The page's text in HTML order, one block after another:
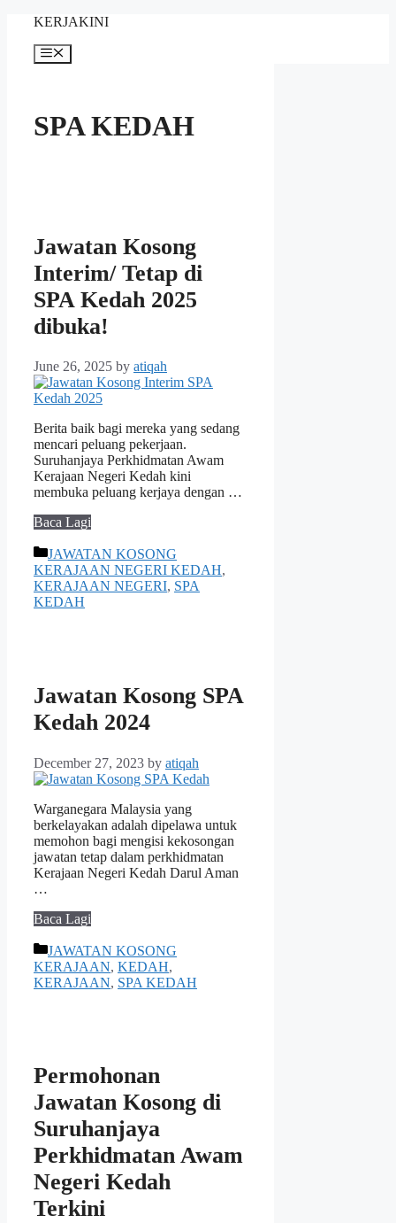
content
KERJAKINI
Menu
SPA KEDAH
Jawatan Kosong
Interim/ Tetap di
SPA Kedah 2025
dibuka!
June 26, 2025 by atiqah
Berita baik bagi mereka yang sedang
mencari peluang pekerjaan.
Suruhanjaya Perkhidmatan Awam
Kerajaan Negeri Kedah kini
membuka peluang kerjaya dengan …
Baca Lagi
Categories
JAWATAN KOSONG
KERAJAAN NEGERI KEDAH,
KERAJAAN NEGERI, SPA
KEDAH
Jawatan Kosong SPA
Kedah 2024
December 27, 2023 by atiqah
Warganegara Malaysia yang
berkelayakan adalah dipelawa untuk
memohon bagi mengisi kekosongan
jawatan tetap dalam perkhidmatan
Kerajaan Negeri Kedah Darul Aman
…
Baca Lagi
Categories
JAWATAN KOSONG
KERAJAAN, KEDAH,
KERAJAAN, SPA KEDAH
Permohonan
Jawatan Kosong di
Suruhanjaya
Perkhidmatan Awam
Negeri Kedah
Terkini